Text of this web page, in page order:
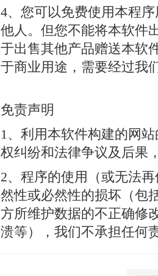
4、您可以免费使用本程
他人。但您不能将本软件
于出售其他产品赠送本软
于商业用途，需要经过我
免责声明
1、利用本软件构建的网
权纠纷和法律争议及后果
2、程序的使用（或无法
然性或必然性的损坏（包
方所维护数据的不正确修
溃等），我们不承担任何